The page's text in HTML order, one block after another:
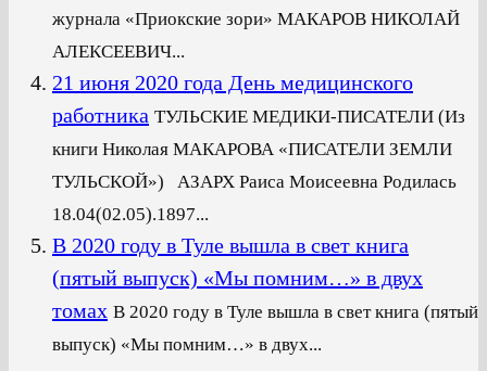
журнала «Приокские зори» МАКАРОВ НИКОЛАЙ
АЛЕКСЕЕВИЧ...
21 июня 2020 года День медицинского
работника ТУЛЬСКИЕ МЕДИКИ-ПИСАТЕЛИ (Из
книги Николая МАКАРОВА «ПИСАТЕЛИ ЗЕМЛИ
ТУЛЬСКОЙ») АЗАРХ Раиса Моисеевна Родилась
18.04(02.05).1897...
В 2020 году в Туле вышла в свет книга
(пятый выпуск) «Мы помним…» в двух
томах В 2020 году в Туле вышла в свет книга (пятый
выпуск) «Мы помним…» в двух...